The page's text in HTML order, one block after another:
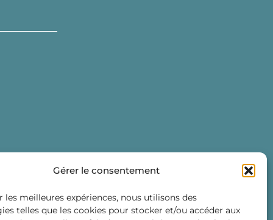
Gérer le consentement
les meilleures expériences, nous utilisons des
telles que les cookies pour stocker et/ou accéder aux